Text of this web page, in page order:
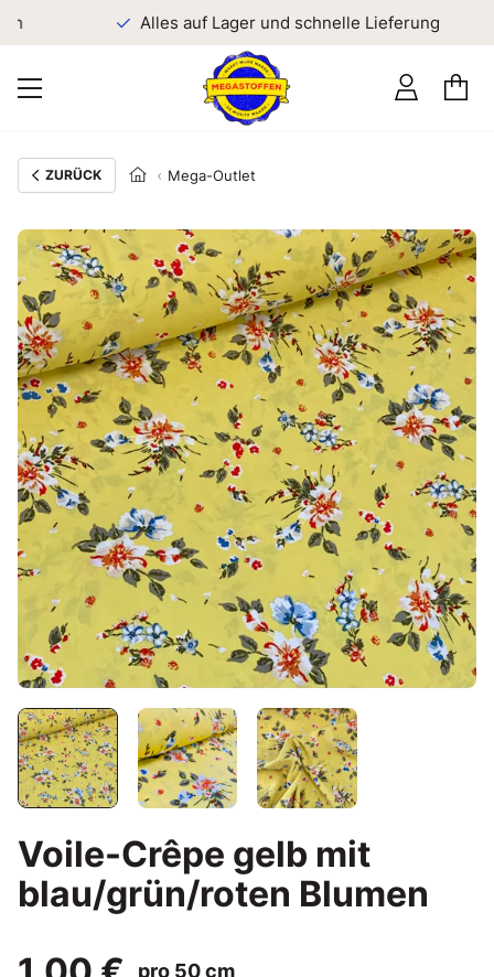
Alles auf Lager und schnelle Lieferung
ZURÜCK Mega-Outlet
Voile-Crêpe gelb mit
blau/grün/roten Blumen
pro 50 cm